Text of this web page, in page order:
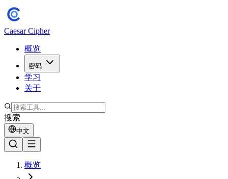
Caesar Cipher
概览
密码
学习
关于
搜索
中文
概览